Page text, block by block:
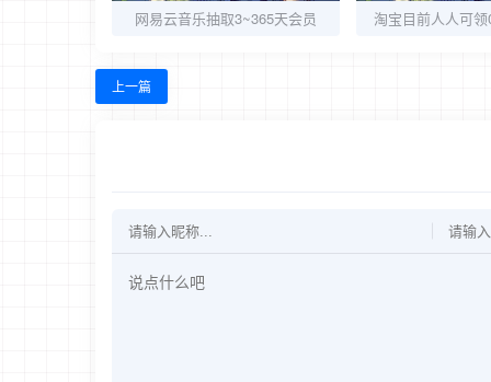
网易云音乐抽取3~365天会员 淘宝目前人人可
上一篇